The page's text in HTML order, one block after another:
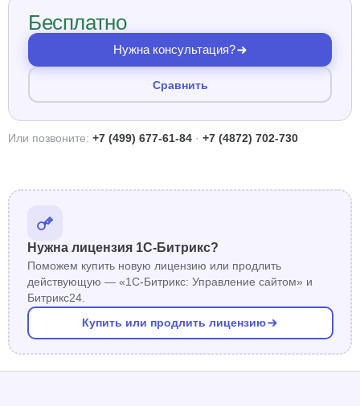
Бесплатно
Нужна консультация?
Сравнить
Или позвоните: +7 (499) 677-61-84 · +7 (4872) 702-730
Нужна лицензия 1С-Битрикс?
Поможем купить новую лицензию или продлить
действующую — «1С-Битрикс: Управление сайтом» и
Битрикс24.
Купить или продлить лицензию